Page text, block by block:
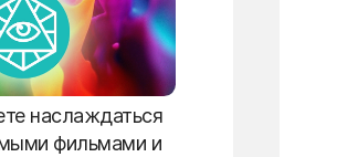
наслаждаться
фильмами и